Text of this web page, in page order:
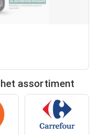
assortiment